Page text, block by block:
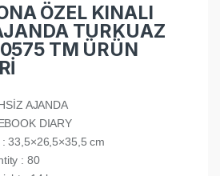
ÖZEL KINALI
TURKUAZ
TM ÜRÜN
AJANDA
DIARY
: 33,5×26,5×35,5 cm
: 80